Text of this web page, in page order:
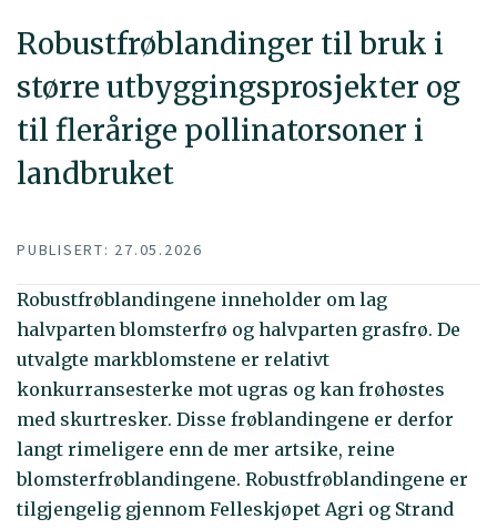
Robustfrøblandinger til bruk i
større utbyggingsprosjekter og
til flerårige pollinatorsoner i
landbruket
PUBLISERT: 27.05.2026
Robustfrøblandingene inneholder om lag
halvparten blomsterfrø og halvparten grasfrø. De
utvalgte markblomstene er relativt
konkurransesterke mot ugras og kan frøhøstes
med skurtresker. Disse frøblandingene er derfor
langt rimeligere enn de mer artsike, reine
blomsterfrøblandingene. Robustfrøblandingene er
tilgjengelig gjennom Felleskjøpet Agri og Strand